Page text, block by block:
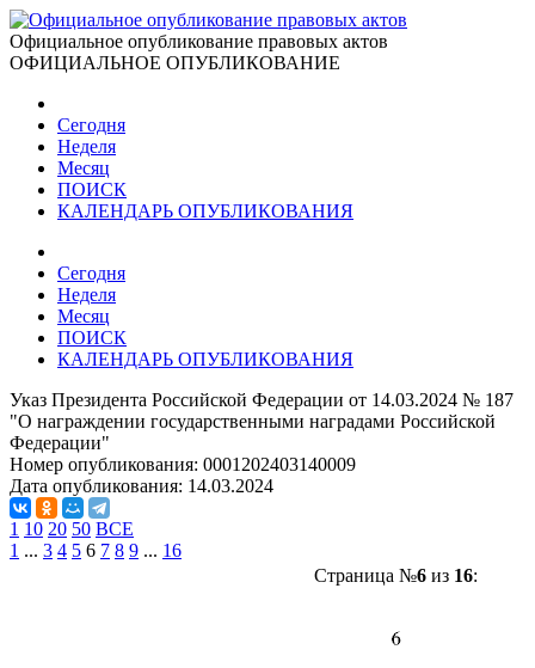
Официальное опубликование правовых актов
ОФИЦИАЛЬНОЕ ОПУБЛИКОВАНИЕ
Сегодня
Неделя
Месяц
ПОИСК
КАЛЕНДАРЬ ОПУБЛИКОВАНИЯ
Сегодня
Неделя
Месяц
ПОИСК
КАЛЕНДАРЬ ОПУБЛИКОВАНИЯ
Указ Президента Российской Федерации от 14.03.2024 № 187
"О награждении государственными наградами Российской
Федерации"
Номер опубликования: 0001202403140009
Дата опубликования: 14.03.2024
1 10 20 50 ВСЕ
1 ... 3 4 5 6 7 8 9 ... 16
Страница №6из 16: